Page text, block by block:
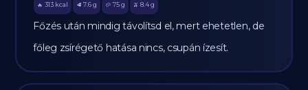
🔥 313 kcal 🥩 7.6 g 🥔 75g 🫒 8.4 g
Főzés után mindig távolítsd el, mert ehetetlen, de
főleg zsírégető hatása nincs, csupán ízesít.